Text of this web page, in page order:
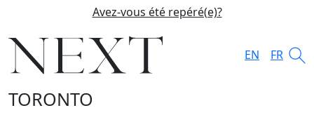
Avez-vous été repéré(e)?
EN FR
TORONTO